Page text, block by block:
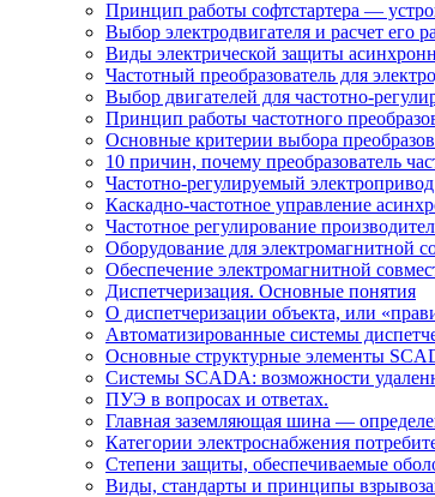
Принцип работы софтстартера —
Выбор электродвигателя и расчет его
Виды электрической защиты
Частотный преобразователь для
Выбор двигателей для частотно-
Принцип работы частотного
Основные критерии выбора
10 причин, почему преобразователь
Частотно-регулируемый
Каскадно-частотное управление
Частотное регулирование
Оборудование для электромагнитной
Обеспечение электромагнитной
Диспетчеризация. Основные понятия
О диспетчеризации объекта, или
Автоматизированные системы
Основные структурные элементы
Системы SCADA: возможности
ПУЭ в вопросах и ответах.
Главная заземляющая шина —
Категории электроснабжения
Степени защиты, обеспечиваемые
Виды, стандарты и принципы